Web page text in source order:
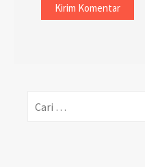
untuk: